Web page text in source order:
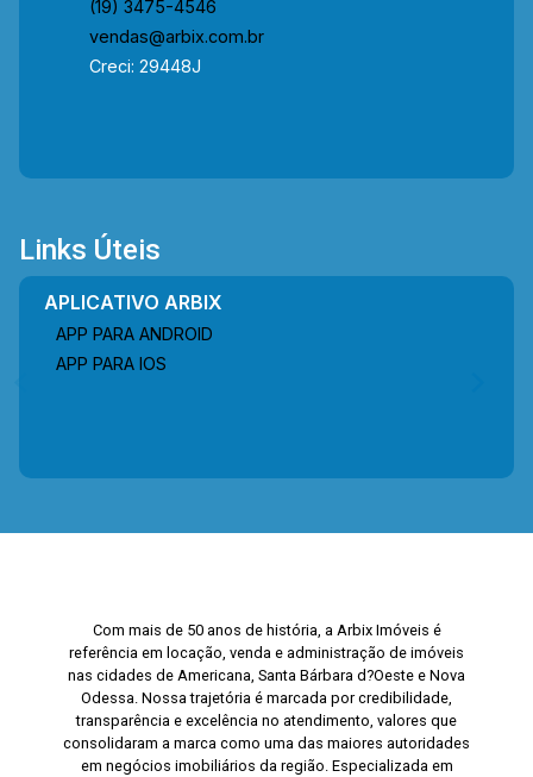
(19) 3475-4546
vendas@arbix.com.br
Creci: 29448J
Links Úteis
APLICATIVO ARBIX
APP PARA ANDROID
APP PARA IOS
Com mais de 50 anos de história, a Arbix Imóveis é
referência em locação, venda e administração de imóveis
nas cidades de Americana, Santa Bárbara d?Oeste e Nova
Odessa. Nossa trajetória é marcada por credibilidade,
transparência e excelência no atendimento, valores que
consolidaram a marca como uma das maiores autoridades
em negócios imobiliários da região. Especializada em